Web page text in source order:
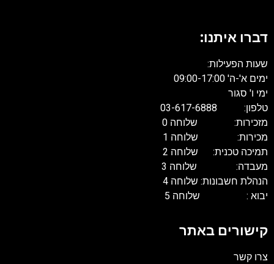
דברו איתנו:
שעות הפעילות:
ימים א'-ה' 09:00-17:00
ימי ו' סגור
טלפון: 03-617-6888
מזכירות: שלוחה 0
מכירות: שלוחה 1
תמיכה טכנית: שלוחה 2
מעבדה: שלוחה 3
הנהלת חשבונות: שלוחה 4
יבוא : שלוחה 5
קישורים באתר
צרו קשר